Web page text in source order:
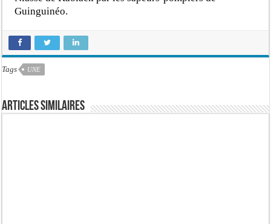
Guinguinéo.
Tags UNE
Articles similaires